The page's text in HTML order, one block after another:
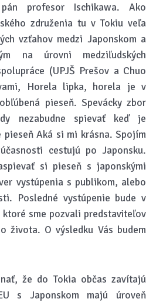
profesor Ischikawa. Ako
združenia tu v Tokiu veľa
vzťahov medzi Japonskom a
na úrovni medziľudských
(UPJŠ Prešov a Chuo
Horela lipka, horela je v
pieseň. Spevácky zbor
nezabudne spievať keď je
Aká si mi krásna. Spojím
cestujú po Japonsku.
si pieseň s japonskými
vystúpenia s publikom, alebo
Posledné vystúpenie bude v
sme pozvali predstaviteľov
života. O výsledku Vás budem
že do Tokia občas zavítajú
s Japonskom majú úroveň